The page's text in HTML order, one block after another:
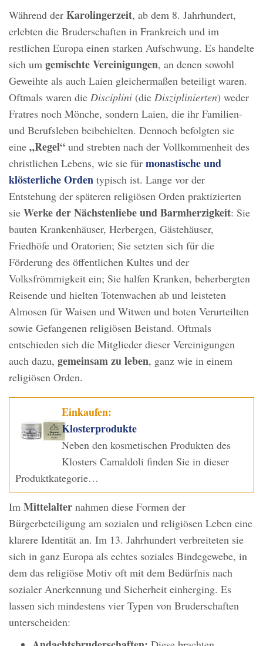
Während der Karolingerzeit, ab dem 8. Jahrhundert,
erlebten die Bruderschaften in Frankreich und im
restlichen Europa einen starken Aufschwung. Es handelte
sich um gemischte Vereinigungen, an denen sowohl
Geweihte als auch Laien gleichermaßen beteiligt waren.
Oftmals waren die Disciplini (die Disziplinierten) weder
Fratres noch Mönche, sondern Laien, die ihr Familien-
und Berufsleben beibehielten. Dennoch befolgten sie
eine „Regel“ und strebten nach der Vollkommenheit des
christlichen Lebens, wie sie für monastische und
klösterliche Orden typisch ist. Lange vor der
Entstehung der späteren religiösen Orden praktizierten
sie Werke der Nächstenliebe und Barmherzigkeit: Sie
bauten Krankenhäuser, Herbergen, Gästehäuser,
Friedhöfe und Oratorien; Sie setzten sich für die
Förderung des öffentlichen Kultes und der
Volksfrömmigkeit ein; Sie halfen Kranken, beherbergten
Reisende und hielten Totenwachen ab und leisteten
Almosen für Waisen und Witwen und boten Verurteilten
sowie Gefangenen religiösen Beistand. Oftmals
entschieden sich die Mitglieder dieser Vereinigungen
auch dazu, gemeinsam zu leben, ganz wie in einem
religiösen Orden.
Einkaufen:
Klosterprodukte
Neben den kosmetischen Produkten des
Klosters Camaldoli finden Sie in dieser
Produktkategorie…
Im Mittelalter nahmen diese Formen der
Bürgerbeteiligung am sozialen und religiösen Leben eine
klarere Identität an. Im 13. Jahrhundert verbreiteten sie
sich in ganz Europa als echtes soziales Bindegewebe, in
dem das religiöse Motiv oft mit dem Bedürfnis nach
sozialer Anerkennung und Sicherheit einherging. Es
lassen sich mindestens vier Typen von Bruderschaften
unterscheiden: